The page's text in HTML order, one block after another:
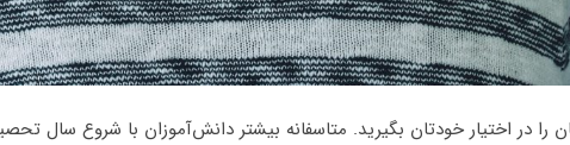
را در اختیار خودتان بگیرید. متاسفانه بیشتر دانش‌آموزان با شروع سال